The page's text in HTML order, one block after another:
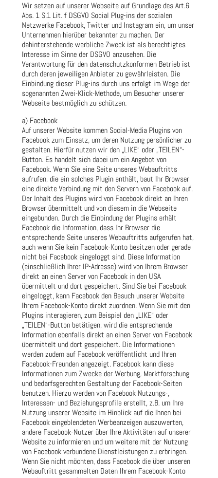
Wir setzen auf unserer Webseite auf Grundlage des Art.6
Abs. 1 S.1 Lit. f DSGVO Social Plug-ins der sozialen
Netzwerke Facebook, Twitter und Instagram ein, um unser
Unternehmen hierüber bekannter zu machen. Der
dahinterstehende werbliche Zweck ist als berechtigtes
Interesse im Sinne der DSGVO anzusehen. Die
Verantwortung für den datenschutzkonformen Betrieb ist
durch deren jeweiligen Anbieter zu gewährleisten. Die
Einbindung dieser Plug-ins durch uns erfolgt im Wege der
sogenannten Zwei-Klick-Methode, um Besucher unserer
Webseite bestmöglich zu schützen.
a) Facebook
Auf unserer Website kommen Social-Media Plugins von
Facebook zum Einsatz, um deren Nutzung persönlicher zu
gestalten. Hierfür nutzen wir den „LIKE“ oder „TEILEN“-
Button. Es handelt sich dabei um ein Angebot von
Facebook. Wenn Sie eine Seite unseres Webauftritts
aufrufen, die ein solches Plugin enthält, baut Ihr Browser
eine direkte Verbindung mit den Servern von Facebook auf.
Der Inhalt des Plugins wird von Facebook direkt an Ihren
Browser übermittelt und von diesem in die Webseite
eingebunden. Durch die Einbindung der Plugins erhält
Facebook die Information, dass Ihr Browser die
entsprechende Seite unseres Webauftritts aufgerufen hat,
auch wenn Sie kein Facebook-Konto besitzen oder gerade
nicht bei Facebook eingeloggt sind. Diese Information
(einschließlich Ihrer IP-Adresse) wird von Ihrem Browser
direkt an einen Server von Facebook in den USA
übermittelt und dort gespeichert. Sind Sie bei Facebook
eingeloggt, kann Facebook den Besuch unserer Website
Ihrem Facebook-Konto direkt zuordnen. Wenn Sie mit den
Plugins interagieren, zum Beispiel den „LIKE“ oder
„TEILEN“-Button betätigen, wird die entsprechende
Information ebenfalls direkt an einen Server von Facebook
übermittelt und dort gespeichert. Die Informationen
werden zudem auf Facebook veröffentlicht und Ihren
Facebook-Freunden angezeigt. Facebook kann diese
Informationen zum Zwecke der Werbung, Marktforschung
und bedarfsgerechten Gestaltung der Facebook-Seiten
benutzen. Hierzu werden von Facebook Nutzungs-,
Interessen- und Beziehungsprofile erstellt, z.B. um Ihre
Nutzung unserer Website im Hinblick auf die Ihnen bei
Facebook eingeblendeten Werbeanzeigen auszuwerten,
andere Facebook-Nutzer über Ihre Aktivitäten auf unserer
Website zu informieren und um weitere mit der Nutzung
von Facebook verbundene Dienstleistungen zu erbringen.
Wenn Sie nicht möchten, dass Facebook die über unseren
Webauftritt gesammelten Daten Ihrem Facebook-Konto